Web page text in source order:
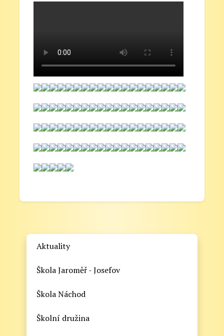
Aktuality
Škola Jaroměř - Josefov
Škola Náchod
Školní družina